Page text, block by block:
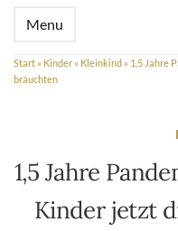
Menu
Start » Kinder » Kleinkind » 1,5 Jahre
bräuchten
1,5 Jahre
Kinder jetzt